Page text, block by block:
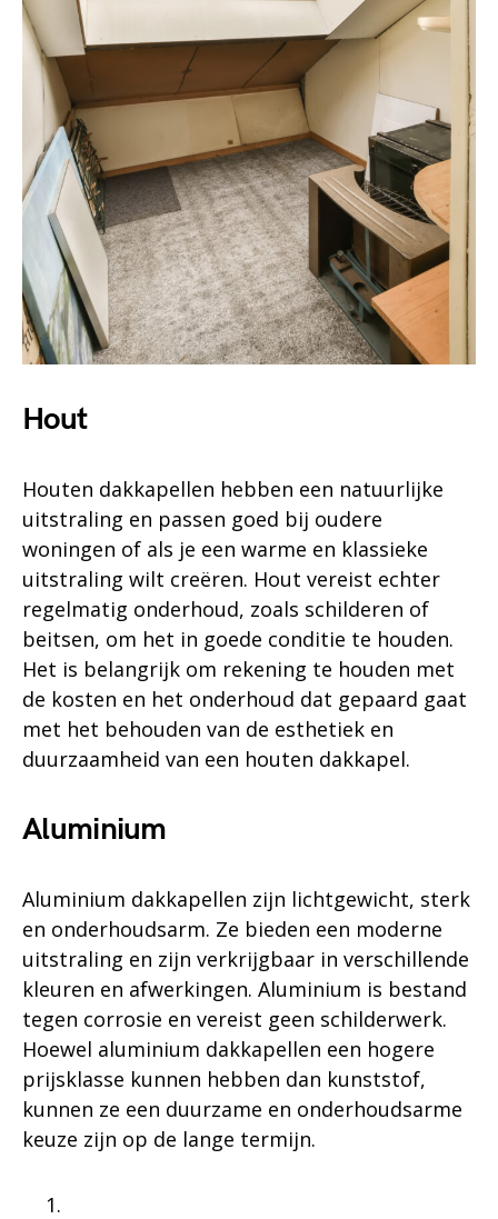
Hout
Houten dakkapellen hebben een natuurlijke
uitstraling en passen goed bij oudere
woningen of als je een warme en klassieke
uitstraling wilt creëren. Hout vereist echter
regelmatig onderhoud, zoals schilderen of
beitsen, om het in goede conditie te houden.
Het is belangrijk om rekening te houden met
de kosten en het onderhoud dat gepaard gaat
met het behouden van de esthetiek en
duurzaamheid van een houten dakkapel.
Aluminium
Aluminium dakkapellen zijn lichtgewicht, sterk
en onderhoudsarm. Ze bieden een moderne
uitstraling en zijn verkrijgbaar in verschillende
kleuren en afwerkingen. Aluminium is bestand
tegen corrosie en vereist geen schilderwerk.
Hoewel aluminium dakkapellen een hogere
prijsklasse kunnen hebben dan kunststof,
kunnen ze een duurzame en onderhoudsarme
keuze zijn op de lange termijn.